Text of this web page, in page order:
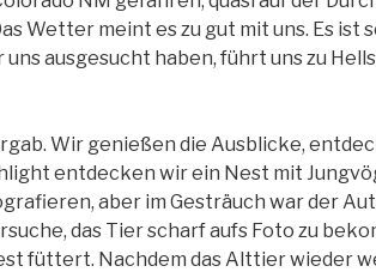
Wetter meint es zu gut mit uns. Es ist
ausgesucht haben, führt uns zu
Wir genießen die Ausblicke,
entdecken wir ein Nest mit
aber im Gesträuch war der
das Tier scharf aufs Foto zu
füttert. Nachdem das Alttier wieder